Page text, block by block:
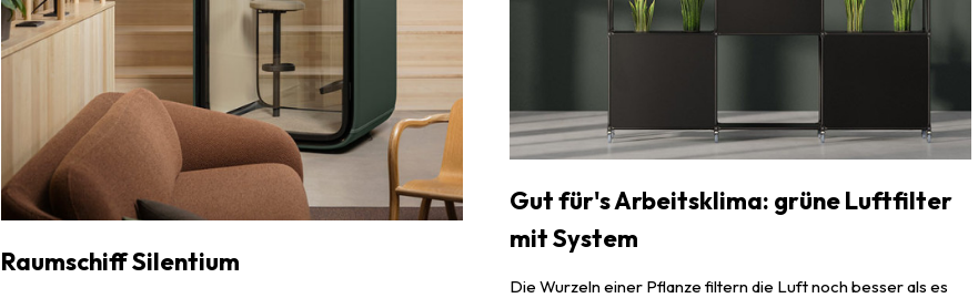
Raumschiff Silentium
Gut für's Arbeitsklima: grüne Luftfilter
mit System
Die Wurzeln einer Pflanze filtern die Luft noch besser als es